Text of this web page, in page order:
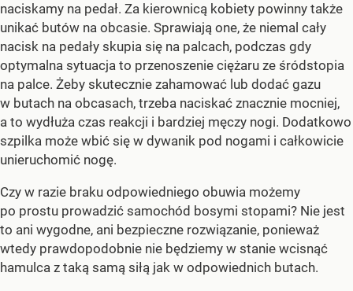
naciskamy na pedał. Za kierownicą kobiety powinny także
unikać butów na obcasie. Sprawiają one, że niemal cały
nacisk na pedały skupia się na palcach, podczas gdy
optymalna sytuacja to przenoszenie ciężaru ze śródstopia
na palce. Żeby skutecznie zahamować lub dodać gazu
w butach na obcasach, trzeba naciskać znacznie mocniej,
a to wydłuża czas reakcji i bardziej męczy nogi. Dodatkowo
szpilka może wbić się w dywanik pod nogami i całkowicie
unieruchomić nogę.
Czy w razie braku odpowiedniego obuwia możemy
po prostu prowadzić samochód bosymi stopami? Nie jest
to ani wygodne, ani bezpieczne rozwiązanie, ponieważ
wtedy prawdopodobnie nie będziemy w stanie wcisnąć
hamulca z taką samą siłą jak w odpowiednich butach.